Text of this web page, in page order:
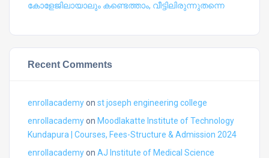
കോളേജിലായാലും കണ്ടെത്താം, വീട്ടിലിരുന്നുതന്നെ
Recent Comments
enrollacademyon st joseph engineering college
enrollacademyon Moodlakatte Institute of Technology
Kundapura | Courses, Fees-Structure & Admission 2024
enrollacademyon AJ Institute of Medical Science